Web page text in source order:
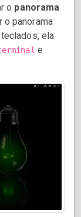
o panorama
o panorama
ela
e